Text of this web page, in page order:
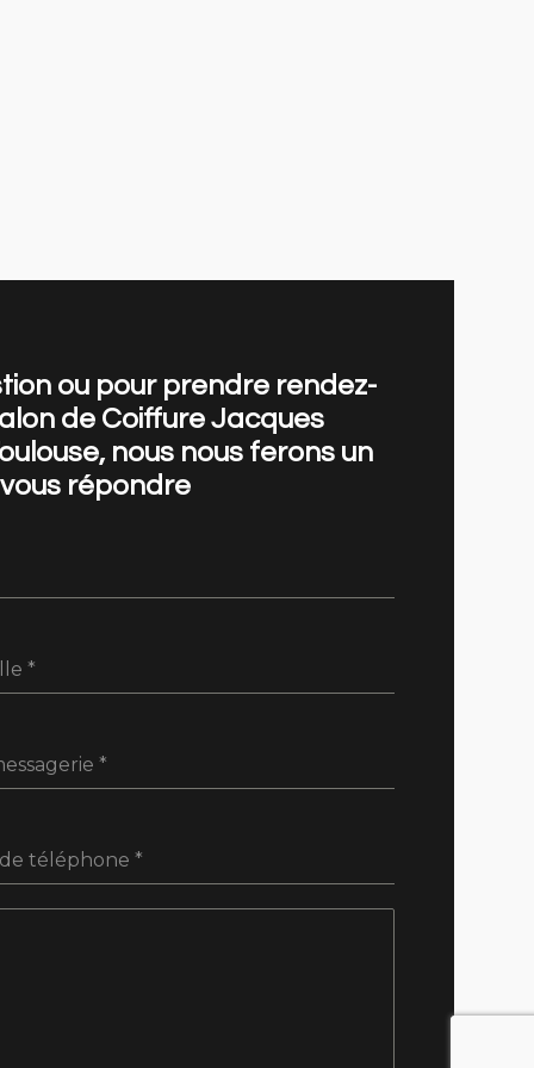
ou pour prendre rendez-
de Coiffure Jacques
nous nous ferons un
répondre
*
*
téléphone *